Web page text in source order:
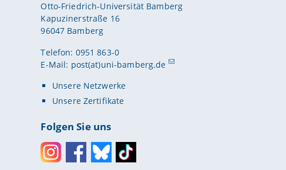
Otto-Friedrich-Universität Bamberg
Kapuzinerstraße 16
96047 Bamberg
Telefon: 0951 863-0
E-Mail: post(at)uni-bamberg.de
Unsere Netzwerke
Unsere Zertifikate
Folgen Sie uns